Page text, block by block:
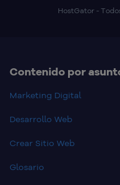
HostGator -
Contenido por
Marketing Digital
Desarrollo Web
Crear Sitio Web
Glosario